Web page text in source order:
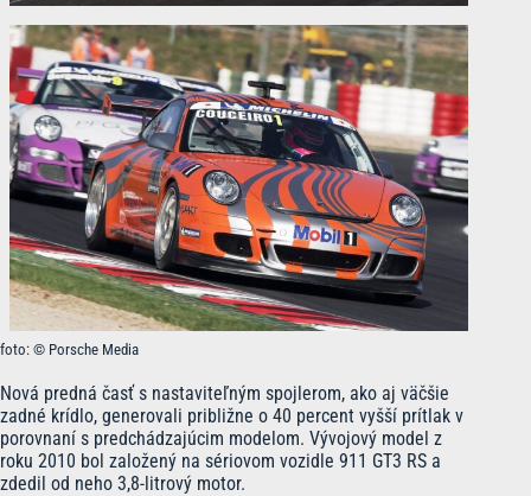
foto: © Porsche Media
Nová predná časť s nastaviteľným spojlerom, ako aj väčšie
zadné krídlo, generovali približne o 40 percent vyšší prítlak v
porovnaní s predchádzajúcim modelom. Vývojový model z
roku 2010 bol založený na sériovom vozidle 911 GT3 RS a
zdedil od neho 3,8-litrový motor.